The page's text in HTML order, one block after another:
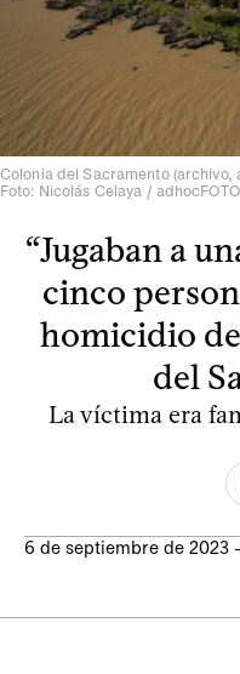
Colonia del Sacramento (archivo,
Foto: Nicolás Celaya /
“Jugaban a
cinco
homicidio
del
La víctima era
6 de septiembre de 2023 -